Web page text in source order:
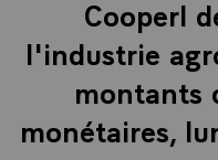
Cooperl
l'industrie
montants
monétaires,